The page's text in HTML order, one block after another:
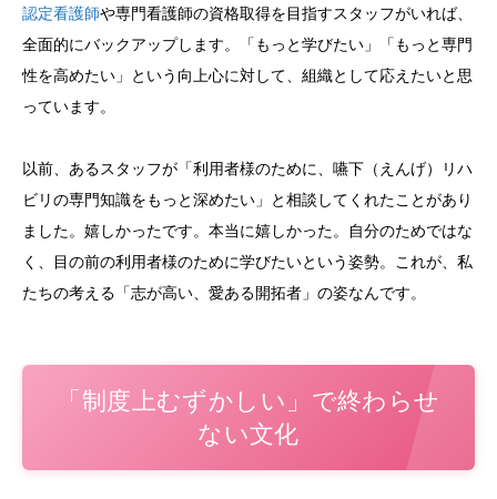
認定看護師や専門看護師の資格取得を目指すスタッフがいれば、
全面的にバックアップします。「もっと学びたい」「もっと専門
性を高めたい」という向上心に対して、組織として応えたいと思
っています。
以前、あるスタッフが「利用者様のために、嚥下（えんげ）リハ
ビリの専門知識をもっと深めたい」と相談してくれたことがあり
ました。嬉しかったです。本当に嬉しかった。自分のためではな
く、目の前の利用者様のために学びたいという姿勢。これが、私
たちの考える「志が高い、愛ある開拓者」の姿なんです。
「制度上むずかしい」で終わらせ
ない文化